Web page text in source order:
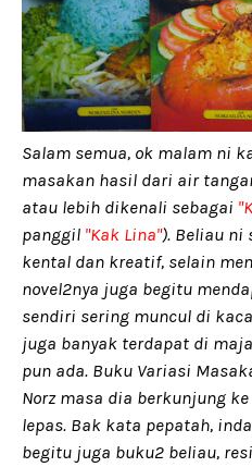
Salam semua, ok malam ni
masakan hasil dari air
atau lebih dikenali sebagai
panggil "Kak Lina"). Beliau ni
kental dan kreatif, selain
novel2nya juga begitu
sendiri sering muncul di
juga banyak terdapat di
pun ada. Buku Variasi
Norz masa dia berkunjung
lepas. Bak kata pepatah,
begitu juga buku2 beliau,